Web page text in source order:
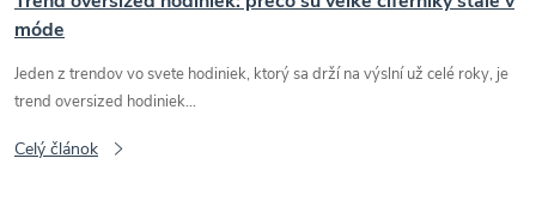
móde
Jeden z trendov vo svete hodiniek, ktorý sa drží na výslní už celé roky, je
trend oversized hodiniek...
Celý článok